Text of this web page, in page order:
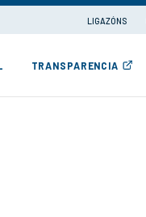
LIGAZÓNS
TRANSPARENCIA